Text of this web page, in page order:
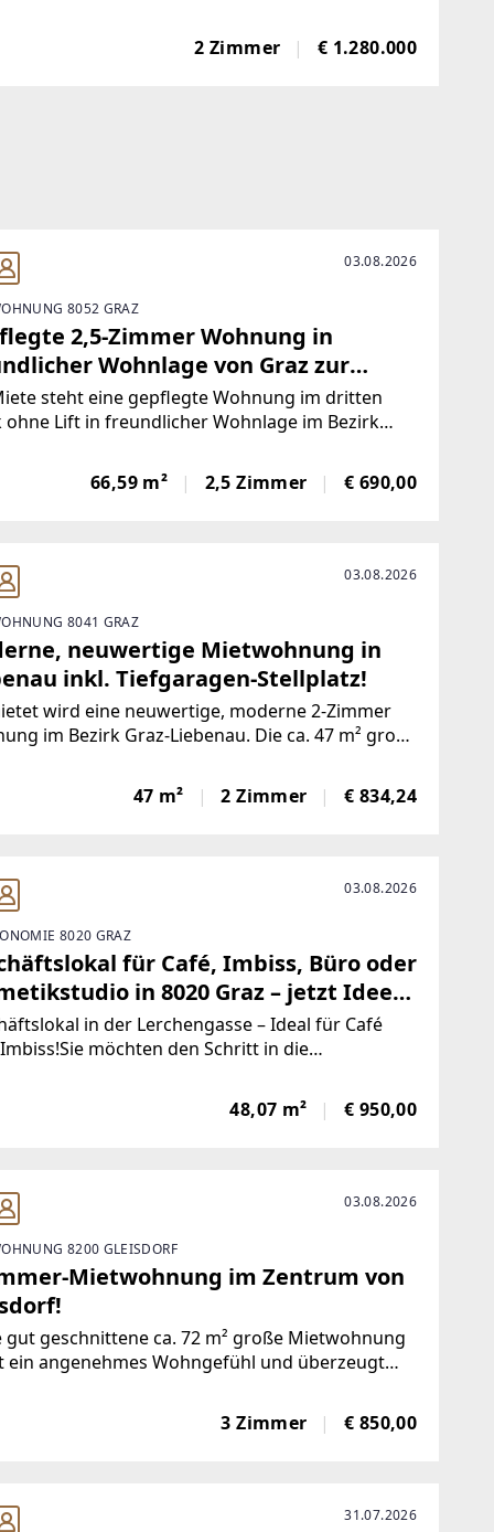
sind 5 Wohneinheiten für den ganzjährigen
sowie 1 Wohneinheit für die touristische
2 Zimmer € 1.280.000
03.08.2026
8052 GRAZ
2,5-Zimmer Wohnung in
Wohnlage von Graz zur
steht eine gepflegte Wohnung im dritten
ohne Lift in freundlicher Wohnlage im Bezirk
von rd. 67 m² und teilt sich auf in
Vorraum, 2 separat begehbare Zimmer, eine
66,59 m² 2,5 Zimmer € 690,00
03.08.2026
8041 GRAZ
neuwertige Mietwohnung in
inkl. Tiefgaragen-Stellplatz!
wird eine neuwertige, moderne 2-Zimmer
im Bezirk Graz-Liebenau. Die ca. 47 m² große
m².Die Mietwohnung ist wie folgt aufgeteilt: -
- Küche + Essbereich-
47 m² 2 Zimmer € 834,24
03.08.2026
8020 GRAZ
für Café, Imbiss, Büro oder
in 8020 Graz – jetzt Idee
in der Lerchengasse – Ideal für Café
möchten den Schritt in die
an einem neuen Standort
Dieses Geschäftslokal in der
48,07 m² € 950,00
03.08.2026
8200 GLEISDORF
Mietwohnung im Zentrum von
gut geschnittene ca. 72 m² große Mietwohnung
ein angenehmes Wohngefühl und überzeugt
Nutzungsmöglichkeiten. Sie befindet sich
Obergeschoss (ohne Lift) eines gepflegten
3 Zimmer € 850,00
31.07.2026